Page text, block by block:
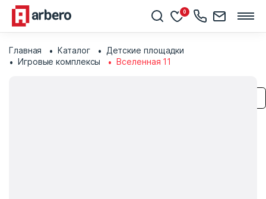
0
Главная Каталог
Детские площадки
Игровые комплексы
Вселенная 11